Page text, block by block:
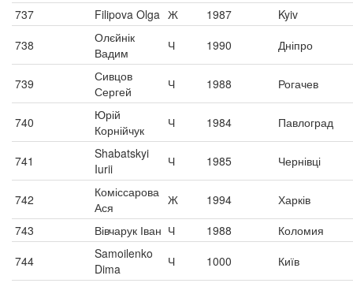
737
Filipova Olga Ж 1987
Kyiv
738
Олєйнік
Вадим
Ч 1990 Дніпро
739
Сивцов
Сергей
Ч 1988 Рогачев
740
Юрій
Корнійчук
Ч 1984 Павлоград
741
Shabatskyi
Iurii
Ч 1985 Чернівці
742
Коміссарова
Ася
Ж 1994
Харків
743
Вівчарук Іван Ч 1988
Коломия
744
Samoilenko
Dima
Ч 1000 Київ